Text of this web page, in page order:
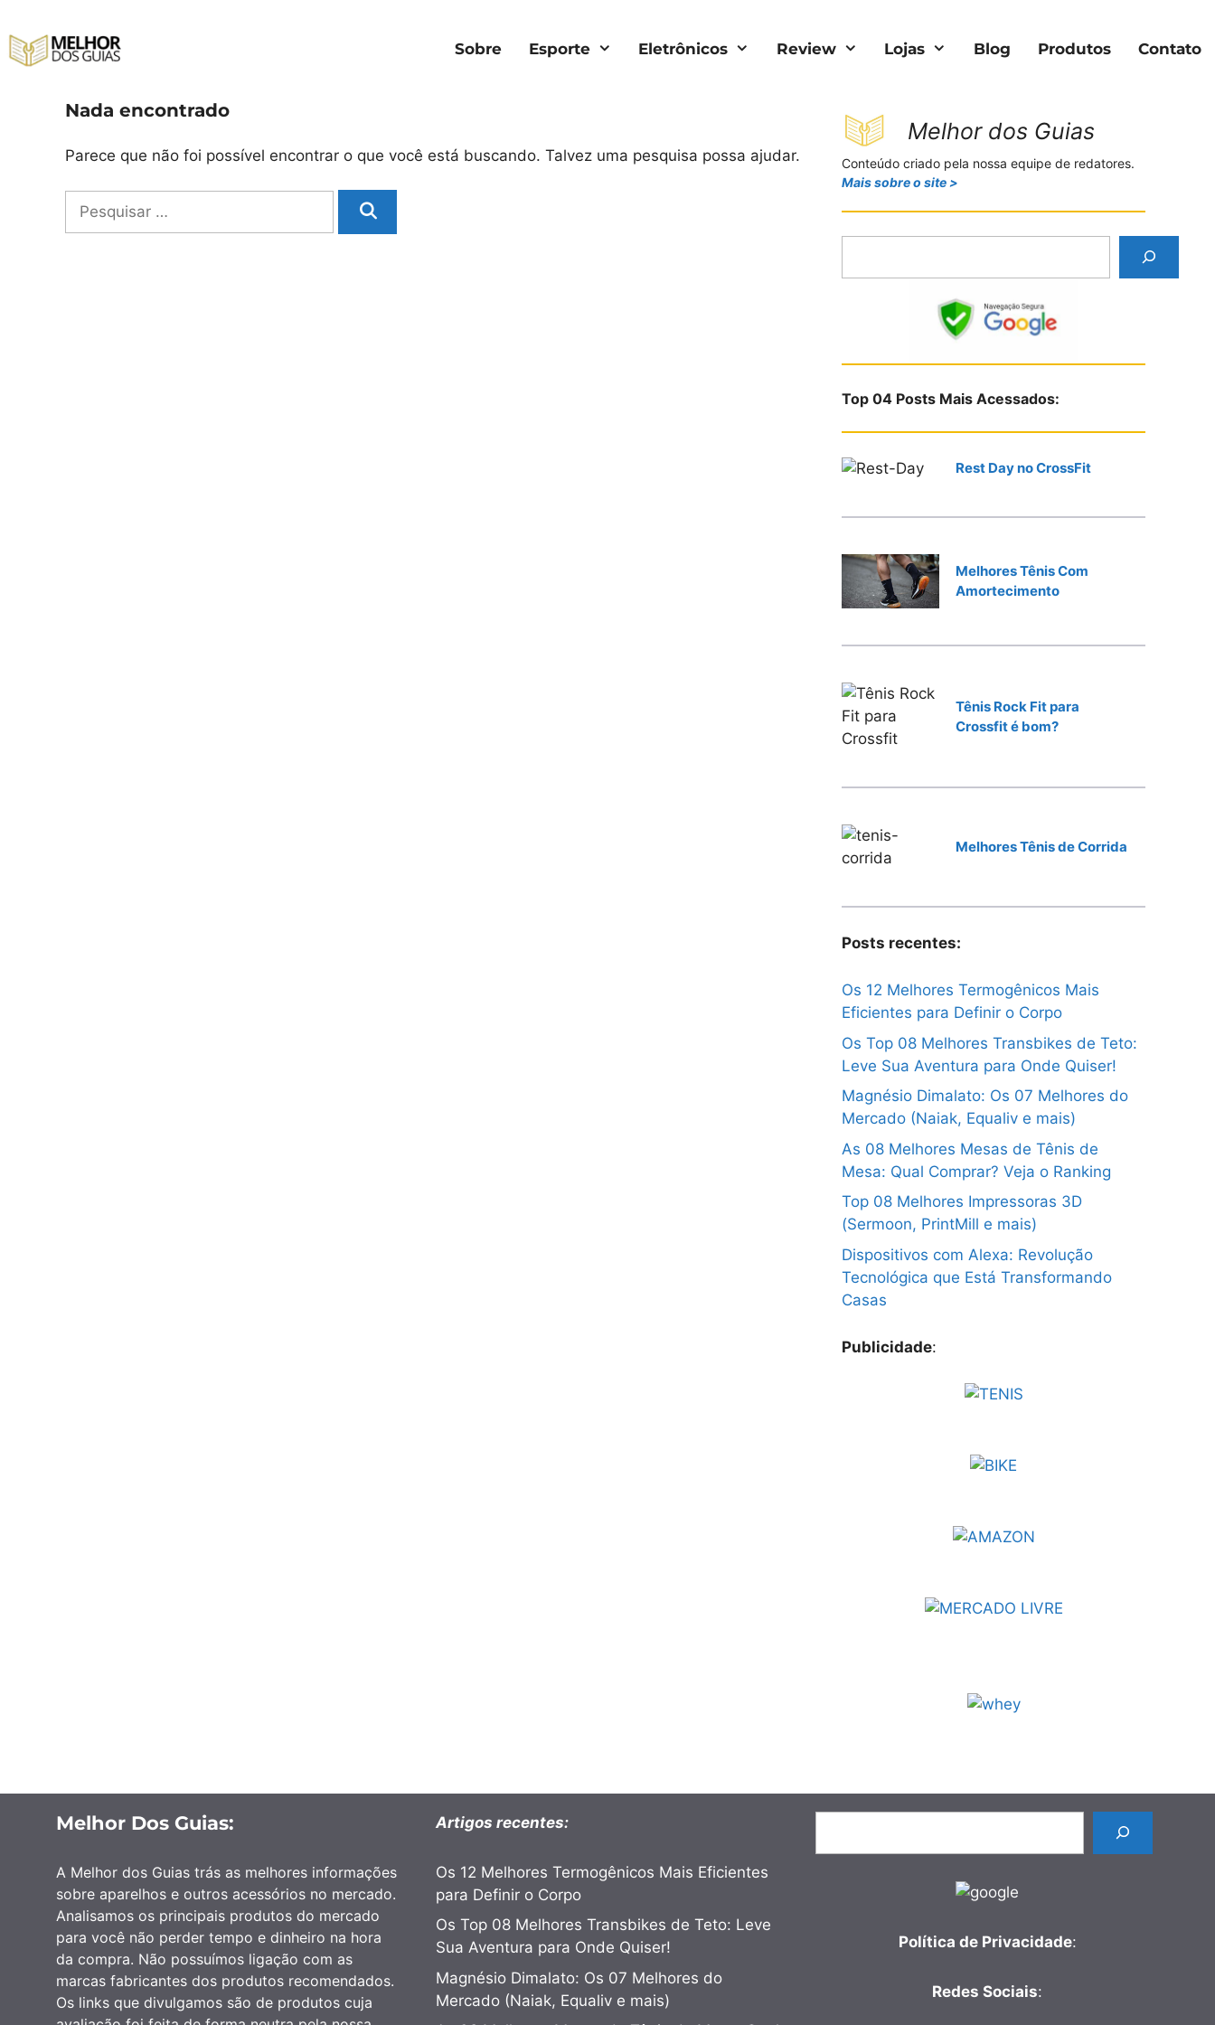
para
Sobre Esporte Eletrônicos Review Lojas Blog Produtos Contato
Nada encontrado
Parece que não foi possível encontrar o que você está buscando. Talvez uma pesquisa possa ajudar.
por:
Melhor dos Guias
Conteúdo criado pela nossa equipe de redatores.
Mais sobre o site >
a
Top 04 Posts Mais Acessados:
Rest Day no CrossFit
Melhores Tênis Com
Amortecimento
Tênis Rock Fit para
Crossfit é bom?
Melhores Tênis de Corrida
Posts recentes:
Os 12 Melhores Termogênicos Mais
Eficientes para Definir o Corpo
Os Top 08 Melhores Transbikes de Teto:
Leve Sua Aventura para Onde Quiser!
Magnésio Dimalato: Os 07 Melhores do
Mercado (Naiak, Equaliv e mais)
As 08 Melhores Mesas de Tênis de
Mesa: Qual Comprar? Veja o Ranking
Top 08 Melhores Impressoras 3D
(Sermoon, PrintMill e mais)
Dispositivos com Alexa: Revolução
Tecnológica que Está Transformando
Casas
Publicidade:
Melhor Dos Guias:
A Melhor dos Guias trás as melhores informações
sobre aparelhos e outros acessórios no mercado.
Analisamos os principais produtos do mercado
para você não perder tempo e dinheiro na hora
da compra. Não possuímos ligação com as
marcas fabricantes dos produtos recomendados.
Os links que divulgamos são de produtos cuja
Artigos recentes:
Os 12 Melhores Termogênicos Mais Eficientes
para Definir o Corpo
Os Top 08 Melhores Transbikes de Teto: Leve
Sua Aventura para Onde Quiser!
Magnésio Dimalato: Os 07 Melhores do
Mercado (Naiak, Equaliv e mais)
Política de Privacidade:
Redes Sociais: